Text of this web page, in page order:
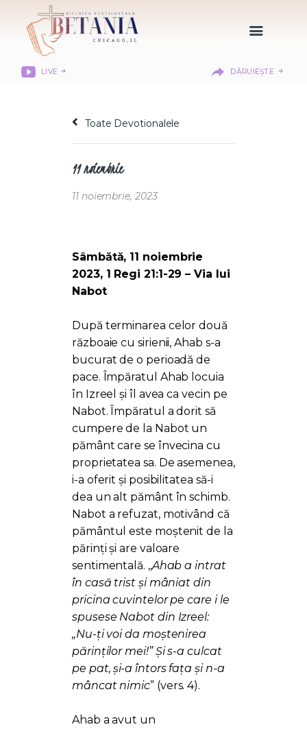
LIVE DĂRUIEȘTE
DESPRE NOI
CITIREA BIBLIEI
MISIUNEA BETANIA
LOGIN MEMBER
PORTAL
Toate Devotionalele
11 noiembrie
11 noiembrie, 2023
Sâmbătă, 11 noiembrie
2023, 1 Regi 21:1-29 – Via lui
Nabot
După terminarea celor două
războaie cu sirienii, Ahab s-a
bucurat de o perioadă de
pace. Împăratul Ahab locuia
în Izreel și îl avea ca vecin pe
Nabot. Împăratul a dorit să
cumpere de la Nabot un
pământ care se învecina cu
proprietatea sa. De asemenea,
i-a oferit și posibilitatea să-i
dea un alt pământ în schimb.
Nabot a refuzat, motivând că
pământul este moștenit de la
părinți și are valoare
sentimentală. ,,Ahab a intrat
în casă trist şi mâniat din
pricina cuvintelor pe care i le
spusese Nabot din Izreel:
„Nu-ţi voi da moştenirea
părinţilor mei!” Şi s-a culcat
pe pat, şi-a întors faţa şi n-a
mâncat nimic” (vers. 4).
Ahab a avut un